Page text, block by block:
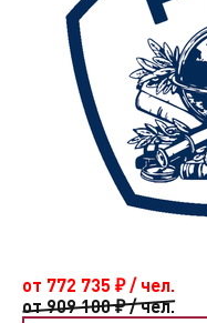
от 772 735 ₽/ чел.
от 909 100₽/ чел.